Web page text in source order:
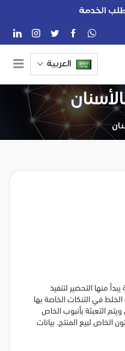
الخدمة
العربية
منها التحضير لتنفيذ
في التنكات الخاصة بها
التعبئة بأنبوب الخاص
الخاص لبيع المنتج. بيانات